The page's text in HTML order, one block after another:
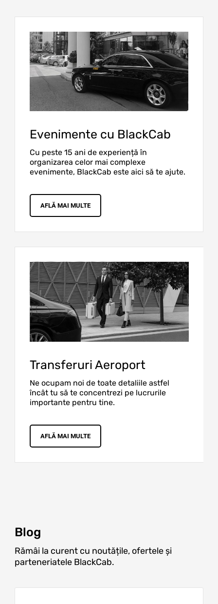
Evenimente cu BlackCab
Cu peste 15 ani de experiență în
organizarea celor mai complexe
evenimente, BlackCab este aici să te ajute.
AFLĂ MAI MULTE
Transferuri Aeroport
Ne ocupam noi de toate detaliile astfel
încât tu să te concentrezi pe lucrurile
importante pentru tine.
AFLĂ MAI MULTE
Blog
Rămâi la curent cu noutățile, ofertele și
parteneriatele BlackCab.